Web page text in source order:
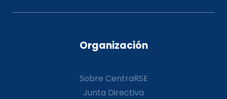
Organización
Sobre CentraRSE
Junta Directiva